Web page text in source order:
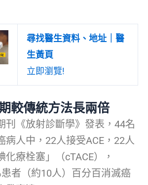
尋找醫生資料、地址｜醫
生黃頁
立即瀏覽!
較傳統方法長兩倍
刊《放射診斷學》發表，44名
病人中，22人接受ACE，22人
療栓塞」（cTACE），
患者（約10人）百分百消滅癌